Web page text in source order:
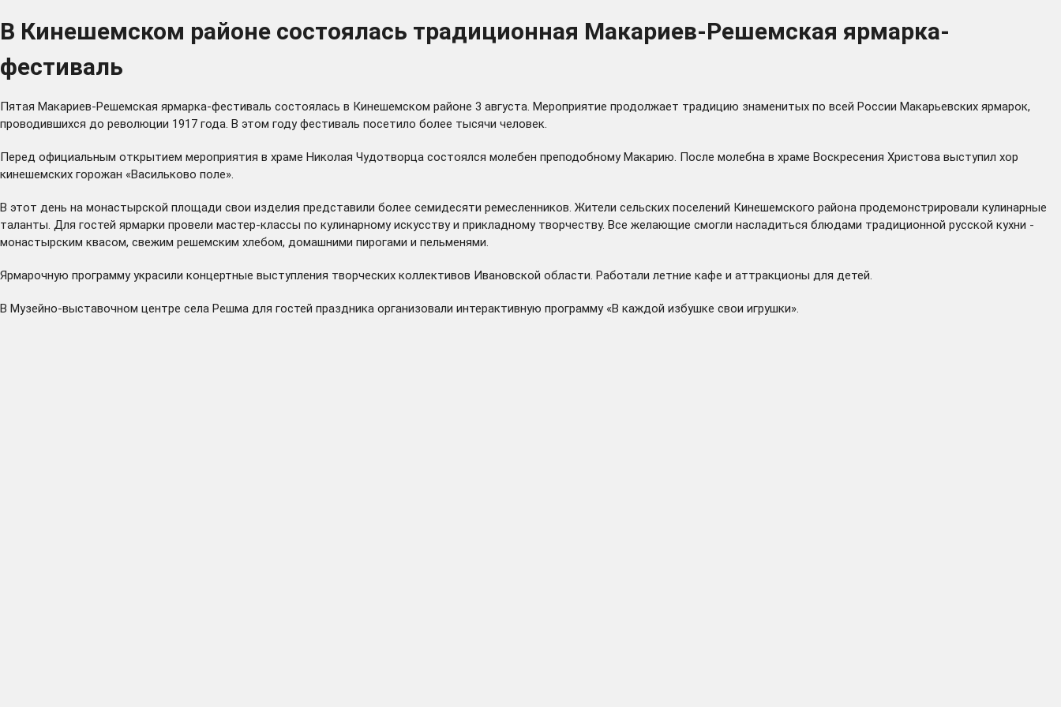
В Кинешемском районе состоялась традиционная Макариев-Решемская ярмарка-
фестиваль
Пятая Макариев-Решемская ярмарка-фестиваль состоялась в Кинешемском районе 3 августа. Мероприятие продолжает традицию знаменитых по всей России Макарьевских ярмарок,
проводившихся до революции 1917 года. В этом году фестиваль посетило более тысячи человек.
Перед официальным открытием мероприятия в храме Николая Чудотворца состоялся молебен преподобному Макарию. После молебна в храме Воскресения Христова выступил хор
кинешемских горожан «Васильково поле».
В этот день на монастырской площади свои изделия представили более семидесяти ремесленников. Жители сельских поселений Кинешемского района продемонстрировали кулинарные
таланты. Для гостей ярмарки провели мастер-классы по кулинарному искусству и прикладному творчеству. Все желающие смогли насладиться блюдами традиционной русской кухни -
монастырским квасом, свежим решемским хлебом, домашними пирогами и пельменями.
Ярмарочную программу украсили концертные выступления творческих коллективов Ивановской области. Работали летние кафе и аттракционы для детей.
В Музейно-выставочном центре села Решма для гостей праздника организовали интерактивную программу «В каждой избушке свои игрушки».